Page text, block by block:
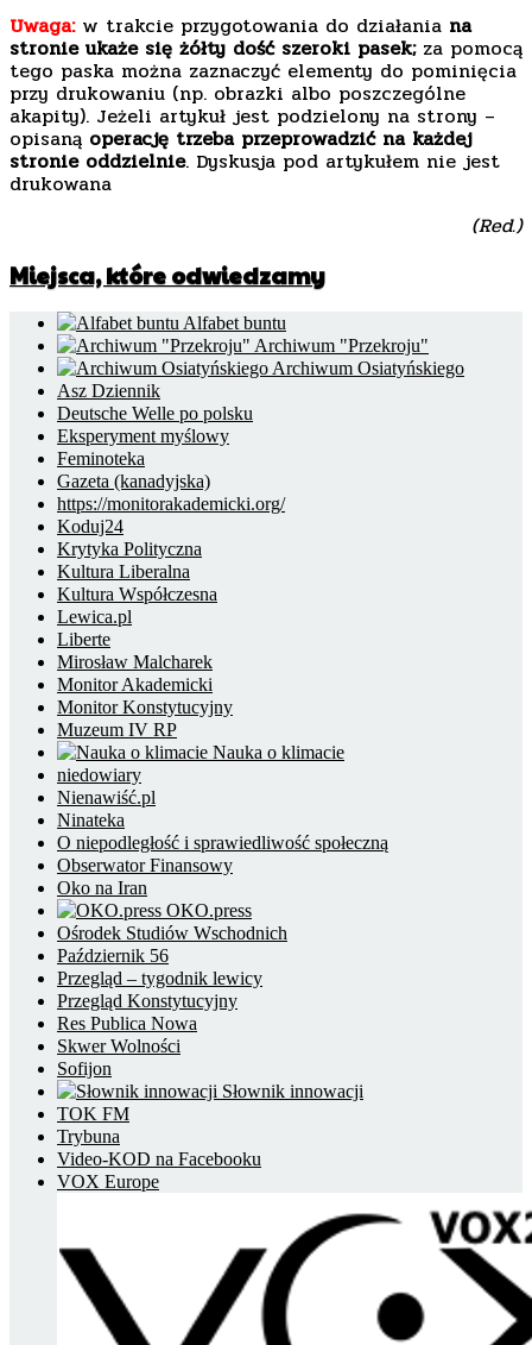
Uwaga:w trakcie przygotowania do działania na
stronie ukaże się żółty dość szeroki pasek;za pomocą
tego paska można zaznaczyć elementy do pominięcia
przy drukowaniu (np. obrazki albo poszczególne
akapity). Jeżeli artykuł jest podzielony na strony –
opisaną operację trzeba przeprowadzić na każdej
stronie oddzielnie. Dyskusja pod artykułem nie jest
drukowana
(Red.)
Miejsca, które odwiedzamy
Alfabet buntu
Archiwum "Przekroju"
Archiwum Osiatyńskiego
Asz Dziennik
Deutsche Welle po polsku
Eksperyment myślowy
Feminoteka
Gazeta (kanadyjska)
https://monitorakademicki.org/
Koduj24
Krytyka Polityczna
Kultura Liberalna
Kultura Współczesna
Lewica.pl
Liberte
Mirosław Malcharek
Monitor Akademicki
Monitor Konstytucyjny
Muzeum IV RP
Nauka o klimacie
niedowiary
Nienawiść.pl
Ninateka
O niepodległość i sprawiedliwość społeczną
Obserwator Finansowy
Oko na Iran
OKO.press
Ośrodek Studiów Wschodnich
Październik 56
Przegląd – tygodnik lewicy
Przegląd Konstytucyjny
Res Publica Nowa
Skwer Wolności
Sofijon
Słownik innowacji
TOK FM
Trybuna
Video-KOD na Facebooku
VOX Europe